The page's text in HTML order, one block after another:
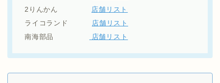
2りんかん
店舗リスト
ライコランド
店舗リスト
南海部品
店舗リスト